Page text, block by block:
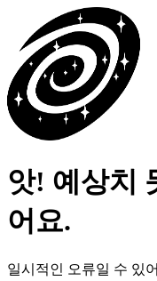
앗! 예상치
어요.
일시적인 오류일 수 있